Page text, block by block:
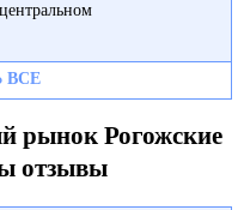
ВСЕ
рынок Рогожские
отзывы